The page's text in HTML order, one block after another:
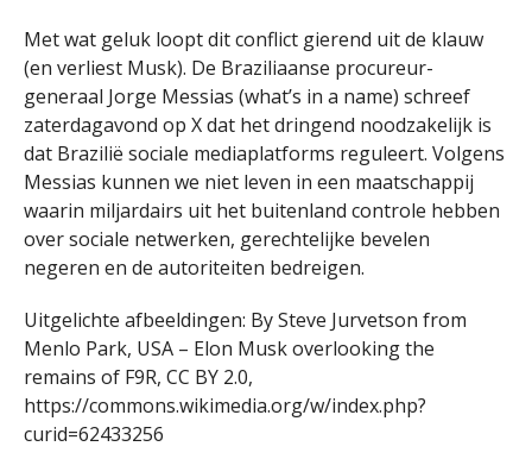
Met wat geluk loopt dit conflict gierend uit de klauw
(en verliest Musk). De Braziliaanse procureur-
generaal Jorge Messias (what’s in a name) schreef
zaterdagavond op X dat het dringend noodzakelijk is
dat Brazilië sociale mediaplatforms reguleert. Volgens
Messias kunnen we niet leven in een maatschappij
waarin miljardairs uit het buitenland controle hebben
over sociale netwerken, gerechtelijke bevelen
negeren en de autoriteiten bedreigen.
Uitgelichte afbeeldingen: By Steve Jurvetson from
Menlo Park, USA – Elon Musk overlooking the
remains of F9R, CC BY 2.0,
https://commons.wikimedia.org/w/index.php?
curid=62433256